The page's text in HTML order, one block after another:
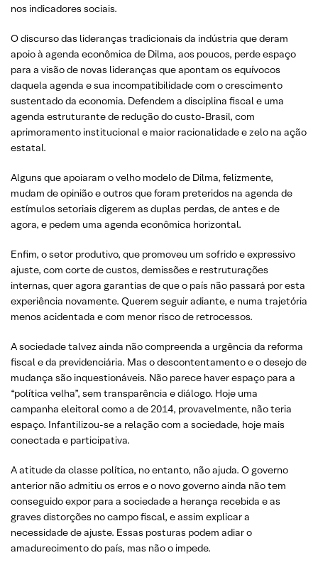
nos indicadores sociais.
O discurso das lideranças tradicionais da indústria que deram
apoio à agenda econômica de Dilma, aos poucos, perde espaço
para a visão de novas lideranças que apontam os equívocos
daquela agenda e sua incompatibilidade com o crescimento
sustentado da economia. Defendem a disciplina fiscal e uma
agenda estruturante de redução do custo-Brasil, com
aprimoramento institucional e maior racionalidade e zelo na ação
estatal.
Alguns que apoiaram o velho modelo de Dilma, felizmente,
mudam de opinião e outros que foram preteridos na agenda de
estímulos setoriais digerem as duplas perdas, de antes e de
agora, e pedem uma agenda econômica horizontal.
Enfim, o setor produtivo, que promoveu um sofrido e expressivo
ajuste, com corte de custos, demissões e restruturações
internas, quer agora garantias de que o país não passará por esta
experiência novamente. Querem seguir adiante, e numa trajetória
menos acidentada e com menor risco de retrocessos.
A sociedade talvez ainda não compreenda a urgência da reforma
fiscal e da previdenciária. Mas o descontentamento e o desejo de
mudança são inquestionáveis. Não parece haver espaço para a
“política velha”, sem transparência e diálogo. Hoje uma
campanha eleitoral como a de 2014, provavelmente, não teria
espaço. Infantilizou-se a relação com a sociedade, hoje mais
conectada e participativa.
A atitude da classe política, no entanto, não ajuda. O governo
anterior não admitiu os erros e o novo governo ainda não tem
conseguido expor para a sociedade a herança recebida e as
graves distorções no campo fiscal, e assim explicar a
necessidade de ajuste. Essas posturas podem adiar o
amadurecimento do país, mas não o impede.